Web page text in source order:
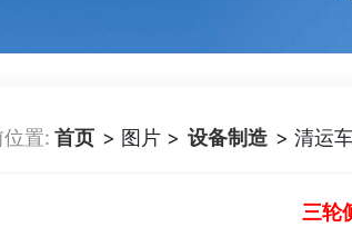
置: 首页 > 图片 > 设备制造 > 清运
三轮